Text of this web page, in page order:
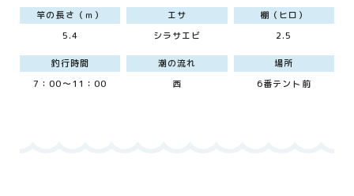
竿の長さ（ｍ）
5.4
エサ
シラサエビ
棚（ヒロ）
2.5
釣行時間
7：00～11：00
潮の流れ
西
場所
6番テント前